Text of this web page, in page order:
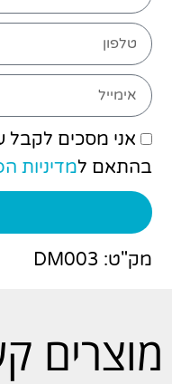
אני מסכים לקבל
בהתאם למדיניות
מק"ט: DM003
מוצרים